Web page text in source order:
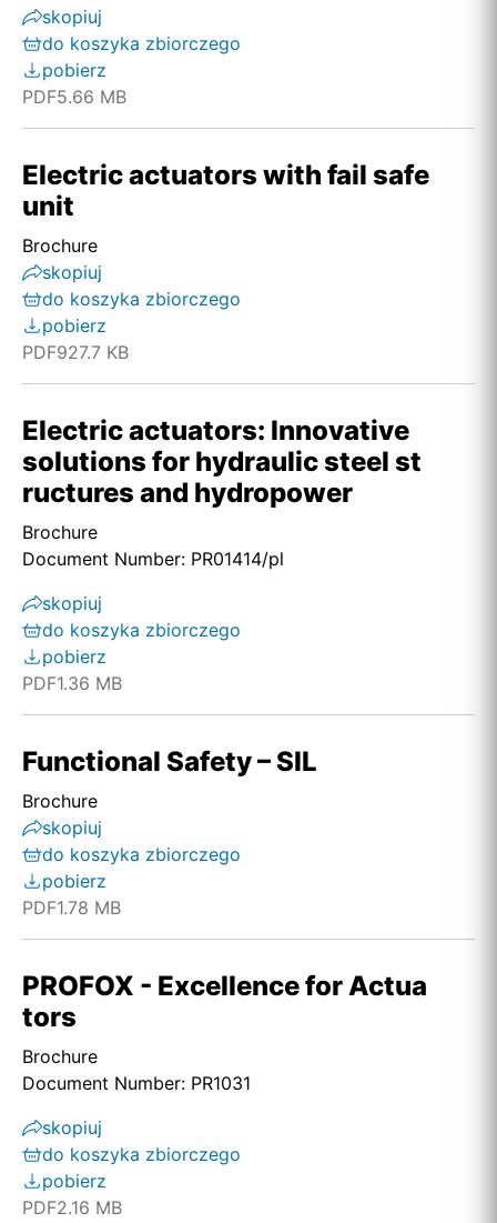
skopiuj
do koszyka zbiorczego
pobierz
PDF5.66 MB
Electric actuators with fail safe
unit
Brochure
skopiuj
do koszyka zbiorczego
pobierz
PDF927.7 KB
Electric actuators: Innovative
solutions for hydraulic steel st
ructures and hydropower
Brochure
Document Number: PR01414/pl
skopiuj
do koszyka zbiorczego
pobierz
PDF1.36 MB
Functional Safety – SIL
Brochure
skopiuj
do koszyka zbiorczego
pobierz
PDF1.78 MB
PROFOX - Excellence for Actua
tors
Brochure
Document Number: PR1031
skopiuj
do koszyka zbiorczego
pobierz
PDF2.16 MB